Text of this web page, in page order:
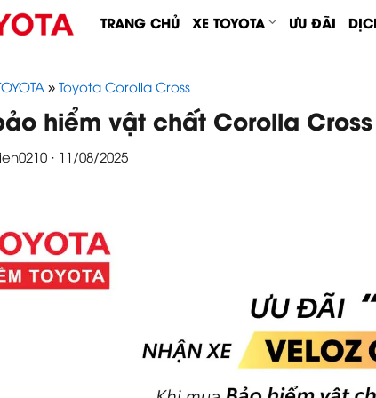
TRANG CHỦ XE TOYOTA ƯU ĐÃI
» Toyota Corolla Cross
hiểm vật chất Corolla
· 11/08/2025